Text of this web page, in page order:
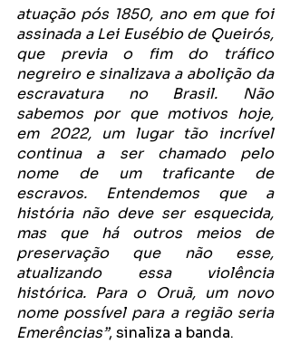
atuação pós 1850, ano em que foi
assinada a Lei Eusébio de Queirós,
que previa o fim do tráfico
negreiro e sinalizava a abolição da
escravatura no Brasil. Não
sabemos por que motivos hoje,
em 2022, um lugar tão incrível
continua a ser chamado pelo
nome de um traficante de
escravos. Entendemos que a
história não deve ser esquecida,
mas que há outros meios de
preservação que não esse,
atualizando essa violência
histórica. Para o Oruã, um novo
nome possível para a região seria
Emerências”, sinaliza a banda.